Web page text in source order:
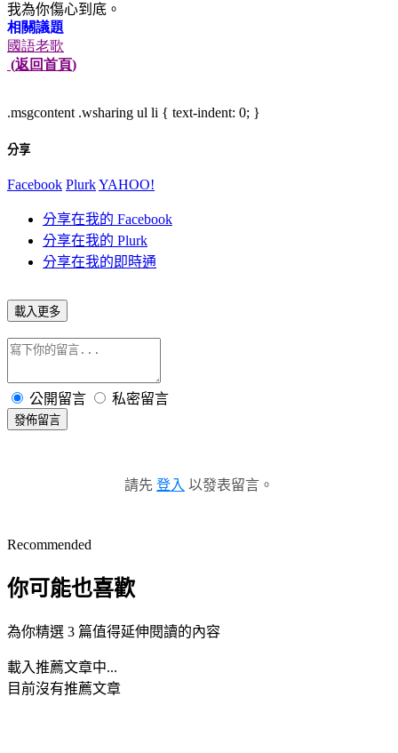
我為你傷心到底。
相關議題
國語老歌
(返回首頁)
.msgcontent .wsharing ul li { text-indent: 0; }
分享
Facebook PlurkYAHOO!
分享在我的 Facebook
分享在我的 Plurk
分享在我的即時通
載入更多
公開留言 私密留言
發佈留言
請先 登入 以發表留言。
Recommended
你可能也喜歡
為你精選 3 篇值得延伸閱讀的內容
載入推薦文章中...
目前沒有推薦文章